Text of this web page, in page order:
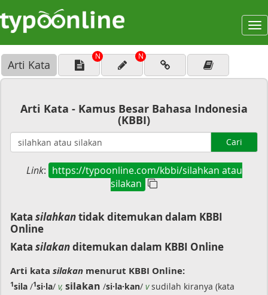
Arti Kata
N N
Arti Kata - Kamus Besar Bahasa Indonesia
(KBBI)
Cari
Link: https://typoonline.com/kbbi/silahkan atau
silakan
Kata silahkantidak ditemukan dalam KBBI
Online
Kata silakanditemukan dalam KBBI Online
Arti kata silakan menurut KBBI Online:
1sila /1si·la/ v, silakan /si·la·kan/ vsudilah kiranya (kata